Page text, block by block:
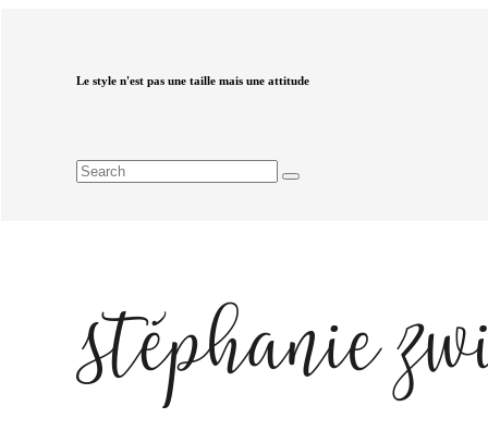
Le style n'est pas une taille mais une attitude